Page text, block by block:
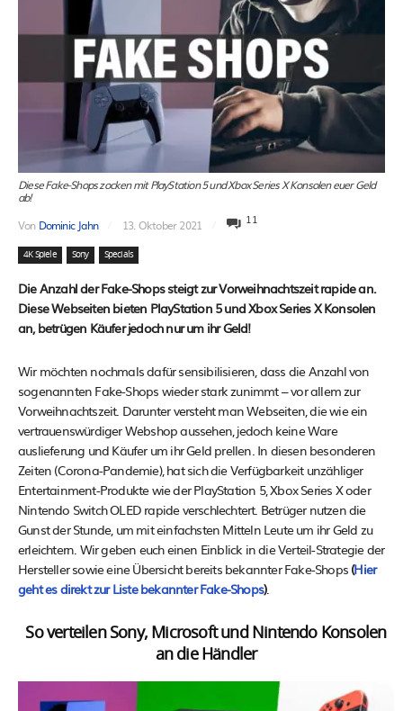
Diese Fake-Shops zocken mit PlayStation 5 und Xbox Series X Konsolen euer Geld
ab!
Von Dominic Jahn 13. Oktober 2021 11
4K Spiele Sony Specials
Die Anzahl der Fake-Shops steigt zur Vorweihnachtszeit rapide an.
Diese Webseiten bieten PlayStation 5 und Xbox Series X Konsolen
an, betrügen Käufer jedoch nur um ihr Geld!
Wir möchten nochmals dafür sensibilisieren, dass die Anzahl von
sogenannten Fake-Shops wieder stark zunimmt – vor allem zur
Vorweihnachtszeit. Darunter versteht man Webseiten, die wie ein
vertrauenswürdiger Webshop aussehen, jedoch keine Ware
auslieferung und Käufer um ihr Geld prellen. In diesen besonderen
Zeiten (Corona-Pandemie), hat sich die Verfügbarkeit unzähliger
Entertainment-Produkte wie der PlayStation 5, Xbox Series X oder
Nintendo Switch OLED rapide verschlechtert. Betrüger nutzen die
Gunst der Stunde, um mit einfachsten Mitteln Leute um ihr Geld zu
erleichtern. Wir geben euch einen Einblick in die Verteil-Strategie der
Hersteller sowie eine Übersicht bereits bekannter Fake-Shops (Hier
geht es direkt zur Liste bekannter Fake-Shops).
So verteilen Sony, Microsoft und Nintendo Konsolen
an die Händler